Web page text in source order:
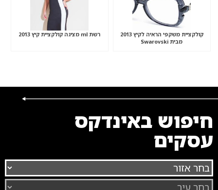
קולקציית משקפי הראיה לקיץ 2013
מבית Swarovski
רשת ml מציגה קולקציית קיץ 2013
חיפוש באינדקס
עסקים